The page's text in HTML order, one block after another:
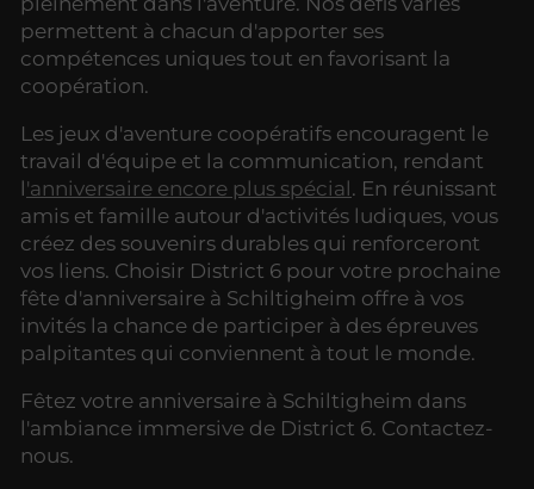
permettent à chacun d'apporter ses
compétences uniques tout en favorisant la
coopération.
Les jeux d'aventure coopératifs encouragent le
travail d'équipe et la communication, rendant
l'anniversaire encore plus spécial. En réunissant
amis et famille autour d'activités ludiques, vous
créez des souvenirs durables qui renforceront
vos liens. Choisir District 6 pour votre prochaine
fête d'anniversaire à Schiltigheim offre à vos
invités la chance de participer à des épreuves
palpitantes qui conviennent à tout le monde.
Fêtez votre anniversaire à Schiltigheim dans
l'ambiance immersive de District 6. Contactez-
nous.